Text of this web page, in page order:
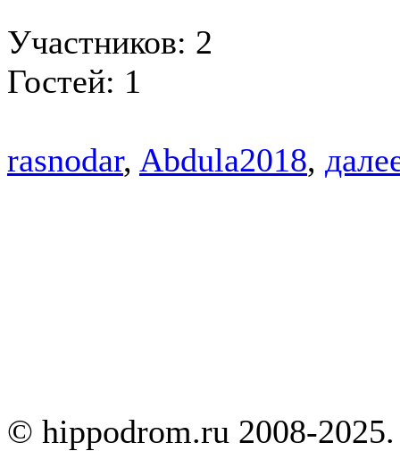
Участников: 2
Гостей: 1
rasnodar, Abdula2018,
© hippodrom.ru 2008-